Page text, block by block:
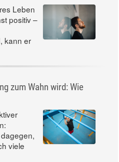
Leben
positiv –
kann er
zum Wahn wird: Wie
viele